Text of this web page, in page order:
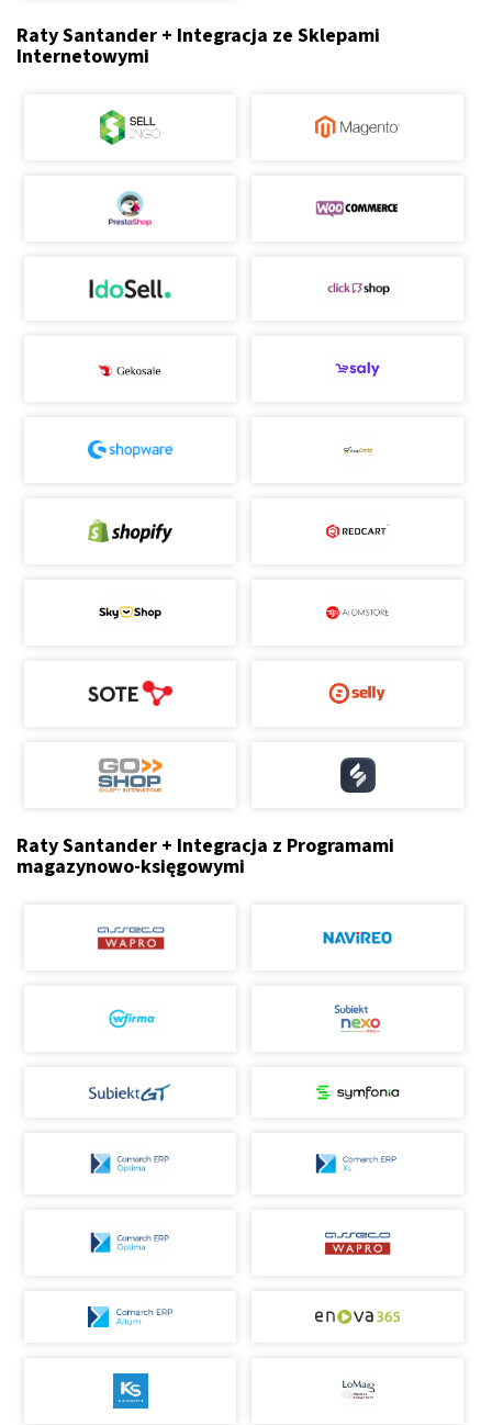
Raty Santander + Integracja ze Sklepami
Internetowymi
Raty Santander + Integracja z Programami
magazynowo-księgowymi